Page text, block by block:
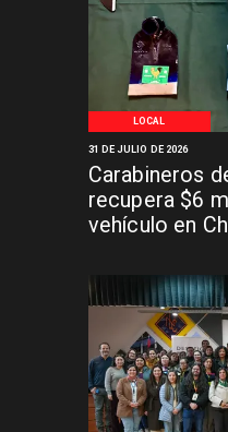
LOCAL
Carabineros
recupera $6
vehículo en
31 DE JULIO DE 2026